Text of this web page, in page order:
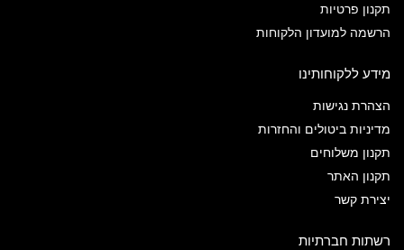
תקנון פרטיות
הרשמה למועדון הלקוחות
מידע ללקוחותינו
הצהרת נגישות
מדיניות ביטולים והחזרות
תקנון משלוחים
תקנון האתר
יצירת קשר
רשתות חברתיות